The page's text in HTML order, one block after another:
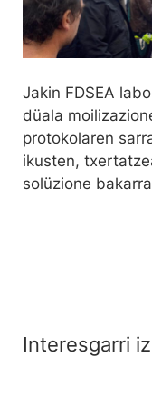
Jakin FDSEA
düala
protokolaren
ikusten,
solüzione
Interesgarri